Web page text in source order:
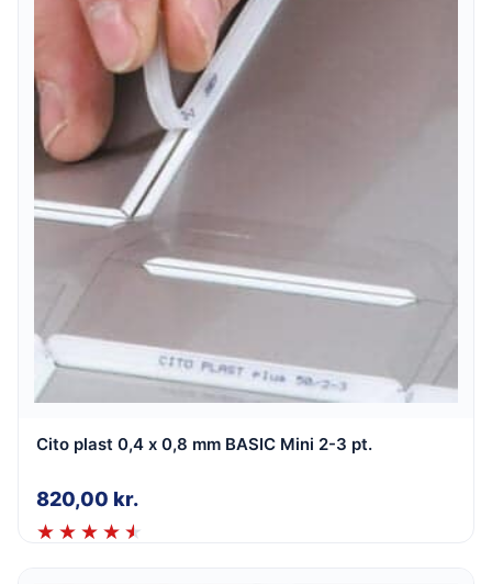
Cito plast 0,4 x 0,8 mm BASIC Mini 2-3 pt.
820,00 kr.